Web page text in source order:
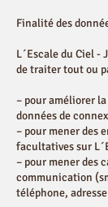
Finalité des
L´Escale du Ciel
de traiter tout ou
– pour améliorer
données de
– pour mener des
facultatives sur
– pour mener des
communication
téléphone,